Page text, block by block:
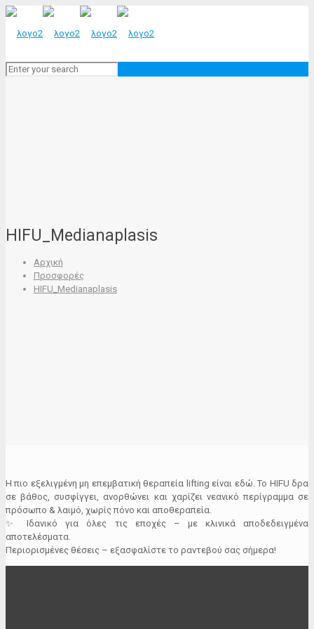
HIFU_Medianaplasis
Αρχική
Προσφορές
HIFU_Medianaplasis
Η πιο εξελιγμένη μη επεμβατική θεραπεία lifting είναι εδώ. Το HIFU δρα
σε βάθος, συσφίγγει, ανορθώνει και χαρίζει νεανικό περίγραμμα σε
πρόσωπο & λαιμό, χωρίς πόνο και αποθεραπεία.
✨ Ιδανικό για όλες τις εποχές – με κλινικά αποδεδειγμένα
αποτελέσματα.
Περιορισμένες θέσεις – εξασφαλίστε το ραντεβού σας σήμερα!